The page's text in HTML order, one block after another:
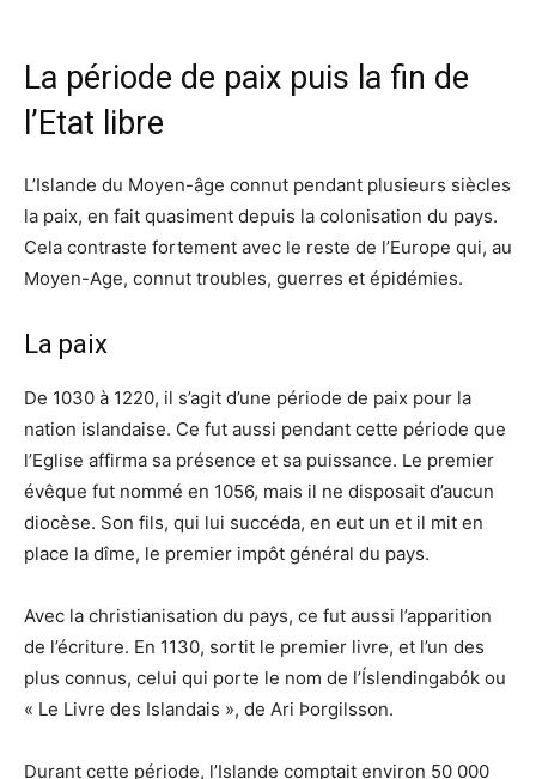
La période de paix puis la fin de
l’Etat libre
L’Islande du Moyen-âge connut pendant plusieurs siècles
la paix, en fait quasiment depuis la colonisation du pays.
Cela contraste fortement avec le reste de l’Europe qui, au
Moyen-Age, connut troubles, guerres et épidémies.
La paix
De 1030 à 1220, il s’agit d’une période de paix pour la
nation islandaise. Ce fut aussi pendant cette période que
l’Eglise affirma sa présence et sa puissance. Le premier
évêque fut nommé en 1056, mais il ne disposait d’aucun
diocèse. Son fils, qui lui succéda, en eut un et il mit en
place la dîme, le premier impôt général du pays.
Avec la christianisation du pays, ce fut aussi l’apparition
de l’écriture. En 1130, sortit le premier livre, et l’un des
plus connus, celui qui porte le nom de l’Íslendingabók ou
« Le Livre des Islandais », de Ari Þorgilsson.
Durant cette période, l’Islande comptait environ 50 000